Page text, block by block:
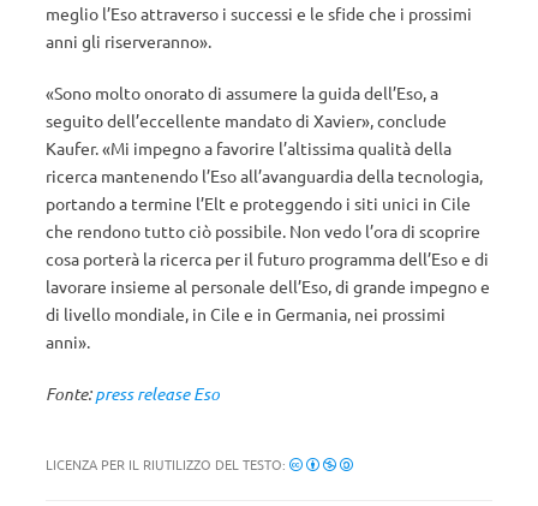
meglio l’Eso attraverso i successi e le sfide che i prossimi
anni gli riserveranno».
«Sono molto onorato di assumere la guida dell’Eso, a
seguito dell’eccellente mandato di Xavier», conclude
Kaufer. «Mi impegno a favorire l’altissima qualità della
ricerca mantenendo l’Eso all’avanguardia della tecnologia,
portando a termine l’Elt e proteggendo i siti unici in Cile
che rendono tutto ciò possibile. Non vedo l’ora di scoprire
cosa porterà la ricerca per il futuro programma dell’Eso e di
lavorare insieme al personale dell’Eso, di grande impegno e
di livello mondiale, in Cile e in Germania, nei prossimi
anni».
Fonte:press release Eso
LICENZA PER IL RIUTILIZZO DEL TESTO: